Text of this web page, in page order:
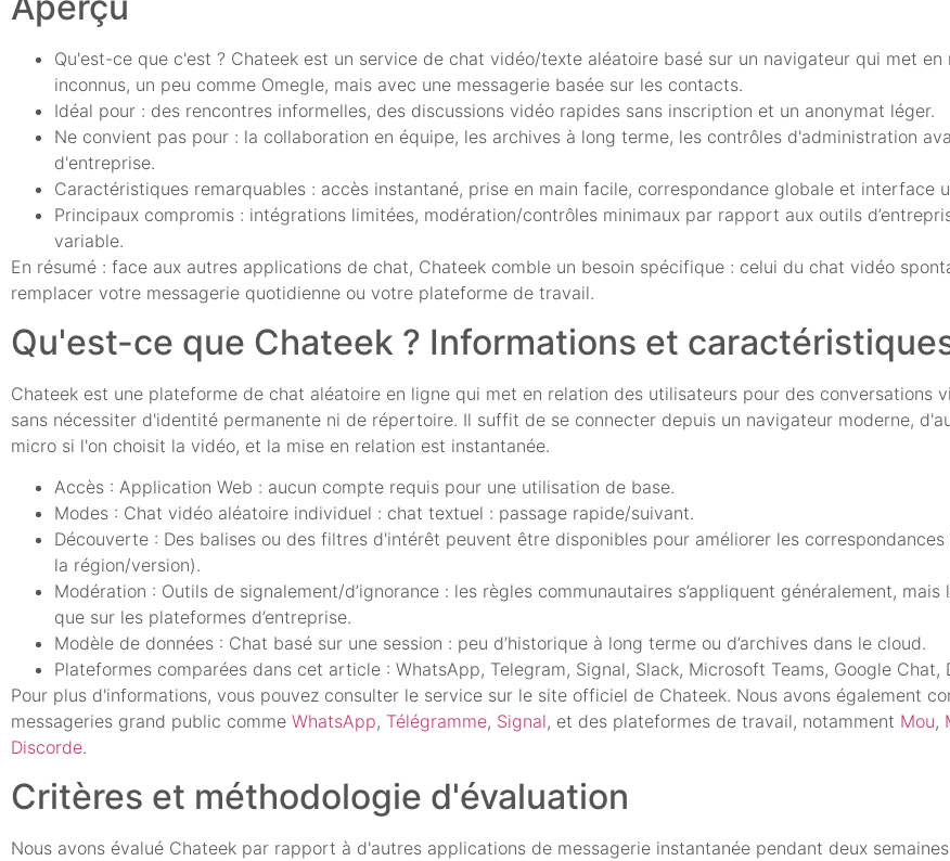
Qu'est-ce que c'est ? Chateek est un service de chat vidéo/texte aléatoire basé sur un navigateur qui met
inconnus, un peu comme Omegle, mais avec une messagerie basée sur les contacts.
Idéal pour : des rencontres informelles, des discussions vidéo rapides sans inscription et un anonymat léger.
Ne convient pas pour : la collaboration en équipe, les archives à long terme, les contrôles d'administration
d'entreprise.
Caractéristiques remarquables : accès instantané, prise en main facile, correspondance globale et interface
Principaux compromis : intégrations limitées, modération/contrôles minimaux par rapport aux outils
variable.
En résumé : face aux autres applications de chat, Chateek comble un besoin spécifique : celui du chat vidéo
remplacer votre messagerie quotidienne ou votre plateforme de travail.
Qu'est-ce que Chateek ? Informations et
Chateek est une plateforme de chat aléatoire en ligne qui met en relation des utilisateurs pour des conversations
sans nécessiter d'identité permanente ni de répertoire. Il suffit de se connecter depuis un navigateur moderne,
micro si l'on choisit la vidéo, et la mise en relation est instantanée.
Accès : Application Web : aucun compte requis pour une utilisation de base.
Modes : Chat vidéo aléatoire individuel : chat textuel : passage rapide/suivant.
Découverte : Des balises ou des filtres d'intérêt peuvent être disponibles pour améliorer les
la région/version).
Modération : Outils de signalement/d’ignorance : les règles communautaires s’appliquent généralement,
que sur les plateformes d’entreprise.
Modèle de données : Chat basé sur une session : peu d’historique à long terme ou d’archives dans le cloud.
Plateformes comparées dans cet article : WhatsApp, Telegram, Signal, Slack, Microsoft Teams, Google Chat,
Pour plus d'informations, vous pouvez consulter le service sur le site officiel de Chateek. Nous avons également
messageries grand public comme WhatsApp, Télégramme, Signal, et des plateformes de travail, notamment Mou,
Discorde.
Critères et méthodologie d'évaluation
Nous avons évalué Chateek par rapport à d'autres applications de messagerie instantanée pendant deux